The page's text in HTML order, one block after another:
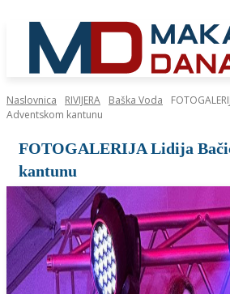
Naslovnica RIVIJERA Baška Voda
Adventskom kantunu
FOTOGALERIJA Lidija
kantunu